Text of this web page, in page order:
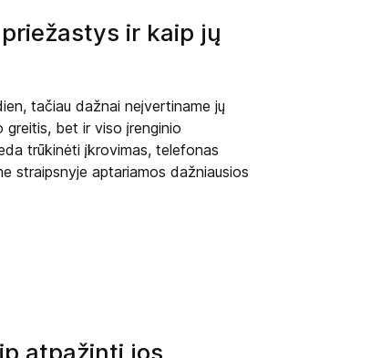
ir kaip jų
tačiau dažnai neįvertiname jų
bet ir viso įrenginio
trūkinėti įkrovimas, telefonas
straipsnyje aptariamos dažniausios
atpažinti jos